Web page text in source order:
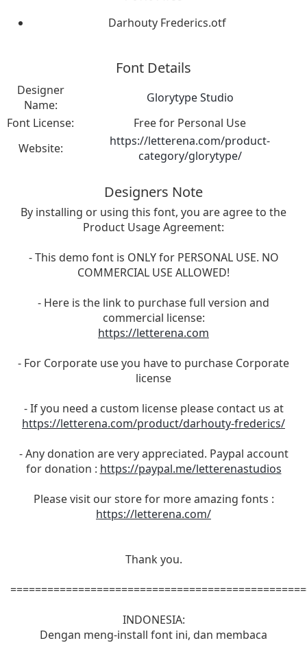
Darhouty Frederics.otf
Font Details
Designer
Name:
Glorytype Studio
Font License:
Free for Personal Use
Website:
https://letterena.com/product-
category/glorytype/
Designers Note
By installing or using this font, you are agree to the
Product Usage Agreement:
- This demo font is ONLY for PERSONAL USE. NO
COMMERCIAL USE ALLOWED!
- Here is the link to purchase full version and
commercial license:
https://letterena.com
- For Corporate use you have to purchase Corporate
license
- If you need a custom license please contact us at
https://letterena.com/product/darhouty-frederics/
- Any donation are very appreciated. Paypal account
for donation : https://paypal.me/letterenastudios
Please visit our store for more amazing fonts :
https://letterena.com/
Thank you.
INDONESIA:
Dengan meng-install font ini, dan membaca